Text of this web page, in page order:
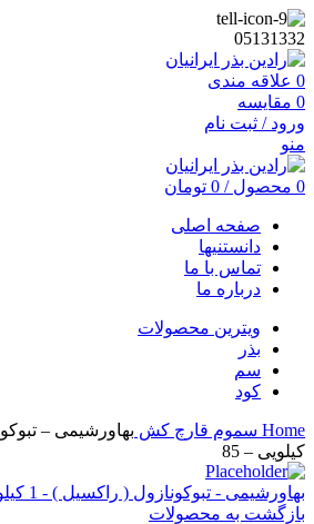
05131332
0 علاقه مندی
0 مقایسه
ورود / ثبت نام
منو
0 محصول /
0 تومان
صفحه اصلی
دانستنیها
تماس با ما
درباره ما
ویترین محصولات
بذر
سم
کود
Home سموم قارچ کش
کیلویی – 85
بهاورشیمی - تبوکونازول ( راکسیل ) - 1 کیلویی - 85
بازگشت به محصولات